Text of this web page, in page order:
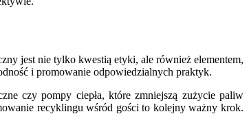
jest nie tylko kwestią etyki, ale również elementem,
i promowanie odpowiedzialnych praktyk.
czy pompy ciepła, które zmniejszą zużycie paliw
recyklingu wśród gości to kolejny ważny krok.